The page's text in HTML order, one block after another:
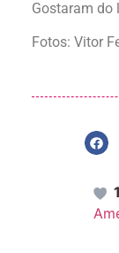
Gostaram do
Fotos: Vitor